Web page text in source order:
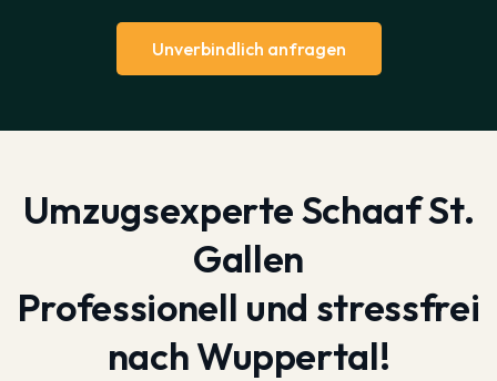
Unverbindlich anfragen
Umzugsexperte Schaaf St.
Gallen
Professionell und stressfrei
nach Wuppertal!